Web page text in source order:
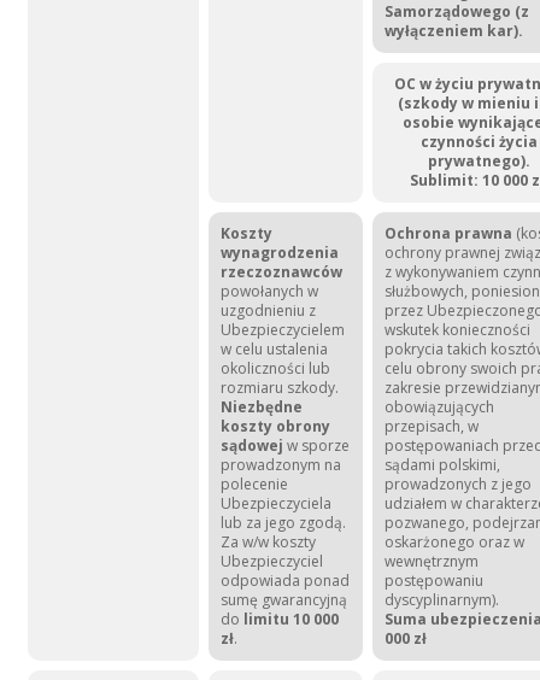
Samorządowego (z
wyłączeniem kar).
OC w życiu
(szkody w mieniu
osobie
czynności życia
prywatnego).
Sublimit: 10 000
Koszty
wynagrodzenia
rzeczoznawców
powołanych w
uzgodnieniu z
Ubezpieczycielem
w celu ustalenia
okoliczności lub
rozmiaru szkody.
Niezbędne
koszty obrony
sądowej w sporze
prowadzonym na
polecenie
Ubezpieczyciela
lub za jego zgodą.
Za w/w koszty
Ubezpieczyciel
odpowiada ponad
sumę gwarancyjną
do limitu 10 000
zł.
Ochrona prawna
ochrony prawnej
z wykonywaniem
służbowych,
przez
wskutek konieczności
pokrycia takich
celu obrony swoich
zakresie
obowiązujących
przepisach, w
postępowaniach
sądami polskimi,
prowadzonych z jego
udziałem w
pozwanego,
oskarżonego oraz w
wewnętrznym
postępowaniu
dyscyplinarnym).
Suma
000 zł